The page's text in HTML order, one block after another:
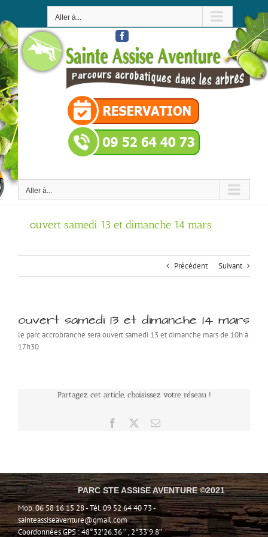
contenu
Aller à...
Facebook
Aller à...
ouvert samedi 13 et dimanche 14 mars
Précédent Suivant
ouvert samedi 13 et dimanche 14 mars
le parc accrobranche sera ouvert samedi 13 et dimanche mars de 10h à
17h30.
Partagez cet article, choisissez votre réseau !
Facebook Email
PARC STE ASSISE AVENTURE ©2021
Mob. 06 58 16 15 28 - Tél. 09 52 64 40 73 -
sainteassiseaventure@gmail.com
Coordonnées GPS : 48°32’26.36 ‘’ , 2°33’9.8’’